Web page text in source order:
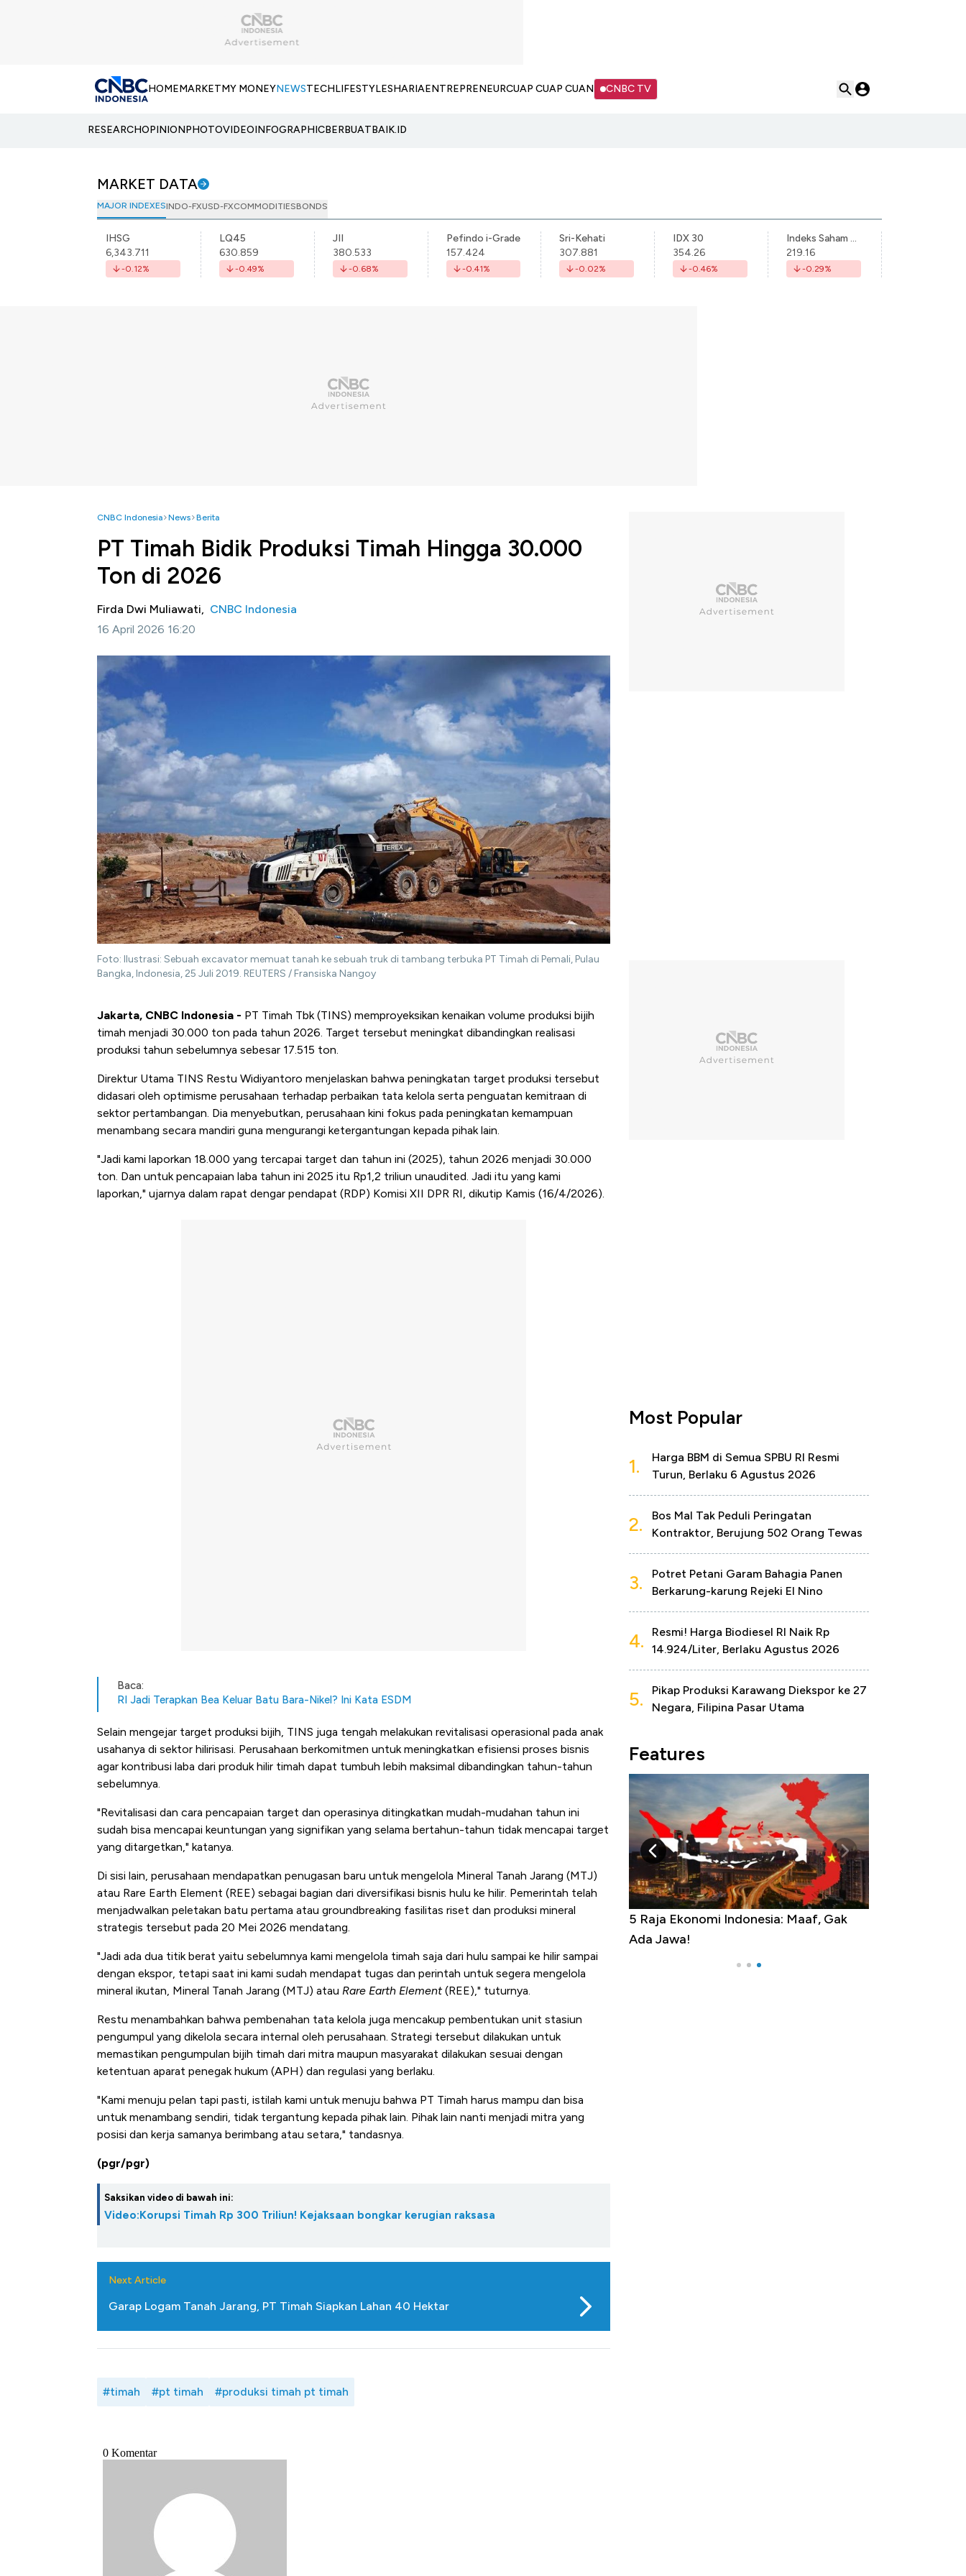
HOMEMARKETMY MONEYNEWSTECHLIFESTYLESHARIAENTREPRENEURCUAP CUAP CUAN CNBC TV
RESEARCHOPINIONPHOTOVIDEOINFOGRAPHICBERBUATBAIK.ID
MARKET DATA
MAJOR INDEXESINDO-FXUSD-FXCOMMODITIESBONDS
IHSG
6,343.711
-0.12%
LQ45
630.859
-0.49%
JII
380.533
-0.68%
Pefindo i-Grade
157.424
-0.41%
Sri-Kehati
307.881
-0.02%
IDX 30
354.26
-0.46%
Indeks Saham Syariah Indonesia
219.16
-0.29%
CNBC Indonesia News Berita
PT Timah Bidik Produksi Timah Hingga 30.000
Ton di 2026
Firda Dwi Muliawati, CNBC Indonesia
16 April 2026 16:20
Foto: Ilustrasi: Sebuah excavator memuat tanah ke sebuah truk di tambang terbuka PT Timah di Pemali, Pulau
Bangka, Indonesia, 25 Juli 2019. REUTERS / Fransiska Nangoy
Jakarta, CNBC Indonesia - PT Timah Tbk (TINS) memproyeksikan kenaikan volume produksi bijih
timah menjadi 30.000 ton pada tahun 2026. Target tersebut meningkat dibandingkan realisasi
produksi tahun sebelumnya sebesar 17.515 ton.
Direktur Utama TINS Restu Widiyantoro menjelaskan bahwa peningkatan target produksi tersebut
didasari oleh optimisme perusahaan terhadap perbaikan tata kelola serta penguatan kemitraan di
sektor pertambangan. Dia menyebutkan, perusahaan kini fokus pada peningkatan kemampuan
menambang secara mandiri guna mengurangi ketergantungan kepada pihak lain.
"Jadi kami laporkan 18.000 yang tercapai target dan tahun ini (2025), tahun 2026 menjadi 30.000
ton. Dan untuk pencapaian laba tahun ini 2025 itu Rp1,2 triliun unaudited. Jadi itu yang kami
laporkan," ujarnya dalam rapat dengar pendapat (RDP) Komisi XII DPR RI, dikutip Kamis (16/4/2026).
Baca:
RI Jadi Terapkan Bea Keluar Batu Bara-Nikel? Ini Kata ESDM
Selain mengejar target produksi bijih, TINS juga tengah melakukan revitalisasi operasional pada anak
usahanya di sektor hilirisasi. Perusahaan berkomitmen untuk meningkatkan efisiensi proses bisnis
agar kontribusi laba dari produk hilir timah dapat tumbuh lebih maksimal dibandingkan tahun-tahun
sebelumnya.
"Revitalisasi dan cara pencapaian target dan operasinya ditingkatkan mudah-mudahan tahun ini
sudah bisa mencapai keuntungan yang signifikan yang selama bertahun-tahun tidak mencapai target
yang ditargetkan," katanya.
Di sisi lain, perusahaan mendapatkan penugasan baru untuk mengelola Mineral Tanah Jarang (MTJ)
atau Rare Earth Element (REE) sebagai bagian dari diversifikasi bisnis hulu ke hilir. Pemerintah telah
menjadwalkan peletakan batu pertama atau groundbreaking fasilitas riset dan produksi mineral
strategis tersebut pada 20 Mei 2026 mendatang.
"Jadi ada dua titik berat yaitu sebelumnya kami mengelola timah saja dari hulu sampai ke hilir sampai
dengan ekspor, tetapi saat ini kami sudah mendapat tugas dan perintah untuk segera mengelola
mineral ikutan, Mineral Tanah Jarang (MTJ) atau Rare Earth Element(REE)," tuturnya.
Restu menambahkan bahwa pembenahan tata kelola juga mencakup pembentukan unit stasiun
pengumpul yang dikelola secara internal oleh perusahaan. Strategi tersebut dilakukan untuk
memastikan pengumpulan bijih timah dari mitra maupun masyarakat dilakukan sesuai dengan
ketentuan aparat penegak hukum (APH) dan regulasi yang berlaku.
"Kami menuju pelan tapi pasti, istilah kami untuk menuju bahwa PT Timah harus mampu dan bisa
untuk menambang sendiri, tidak tergantung kepada pihak lain. Pihak lain nanti menjadi mitra yang
posisi dan kerja samanya berimbang atau setara," tandasnya.
(pgr/pgr)
Saksikan video di bawah ini:
Video:Korupsi Timah Rp 300 Triliun! Kejaksaan bongkar kerugian raksasa
Next Article
Garap Logam Tanah Jarang, PT Timah Siapkan Lahan 40 Hektar
#timah #pt timah #produksi timah pt timah
Most Popular
1.
Harga BBM di Semua SPBU RI Resmi
Turun, Berlaku 6 Agustus 2026
2.
Bos Mal Tak Peduli Peringatan
Kontraktor, Berujung 502 Orang Tewas
3.
Potret Petani Garam Bahagia Panen
Berkarung-karung Rejeki El Nino
4.
Resmi! Harga Biodiesel RI Naik Rp
14.924/Liter, Berlaku Agustus 2026
5.
Pikap Produksi Karawang Diekspor ke 27
Negara, Filipina Pasar Utama
Features
Bangkit dari Kubur! Bisnis Furniture &
Industri Susu Jadi Bintang Baru Ekonomi
5 Raja Ekonomi Indonesia: Maaf, Gak
Ada Jawa!